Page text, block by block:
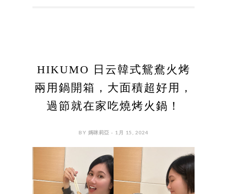
HIKUMO 日云韓式鴛鴦火烤
兩用鍋開箱，大面積超好用，
過節就在家吃燒烤火鍋！
BY 媽咪莉亞 - 1月 15, 2024